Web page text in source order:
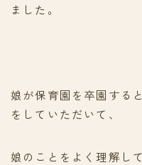
ました。
娘が保育園を卒園する
をしていただいて、
娘のことをよく理解し